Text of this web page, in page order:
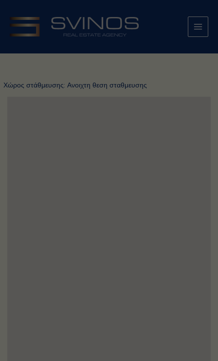
περιεχόμενο
Χώρος στάθμευσης:Ανοιχτη θεση σταθμευσης